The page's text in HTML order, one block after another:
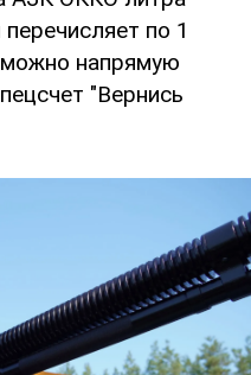
по 1
можно напрямую
"Вернись